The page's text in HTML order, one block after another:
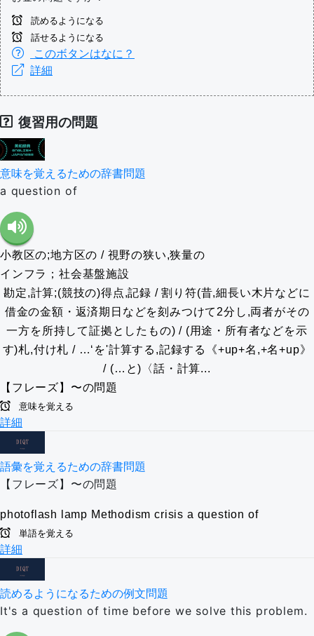
読めるようになる
話せるようになる
このボタンはなに？
詳細
復習用の問題
意味を覚えるための辞書問題
a question of
小教区の;地方区の / 視野の狭い,狭量の
インフラ；社会基盤施設
勘定,計算;(競技の)得点,記録 / 割り符(昔,細長い木片などに
借金の金額・返済期日などを刻みつけて2分し,両者がその
一方を所持して証拠としたもの) / (用途・所有者などを示
す)札,付け札 / …‘を'計算する,記録する《+up+名,+名+up》
/ (…と)〈話・計算...
【フレーズ】〜の問題
意味を覚える
詳細
語彙を覚えるための辞書問題
【フレーズ】〜の問題
photoflash lamp Methodism crisis a question of
単語を覚える
詳細
読めるようになるための例文問題
It's a question of time before we solve this problem.